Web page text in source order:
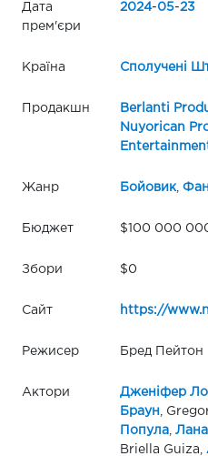
Дата
прем'єри
2024-05-23
Країна Сполучені
Продакшн Berlanti
Nuyorican
Жанр Бойовик,
Бюджет $100 000
Збори $0
Сайт https://
Режисер Бред Пейтон
Актори Дженіфер
Браун ,
Попула,
Briella Guiza,